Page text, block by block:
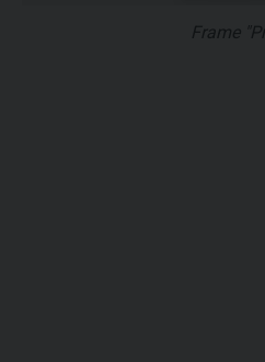
Frame